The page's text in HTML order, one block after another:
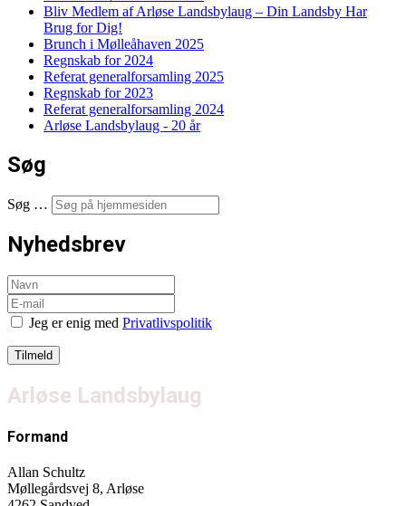
Bliv Medlem af Arløse Landsbylaug – Din Landsby Har
Brug for Dig!
Brunch i Mølleåhaven 2025
Regnskab for 2024
Referat generalforsamling 2025
Regnskab for 2023
Referat generalforsamling 2024
Arløse Landsbylaug - 20 år
Søg
Søg …
Nyhedsbrev
Jeg er enig med Privatlivspolitik
Arløse Landsbylaug
Formand
Allan Schultz
Møllegårdsvej 8, Arløse